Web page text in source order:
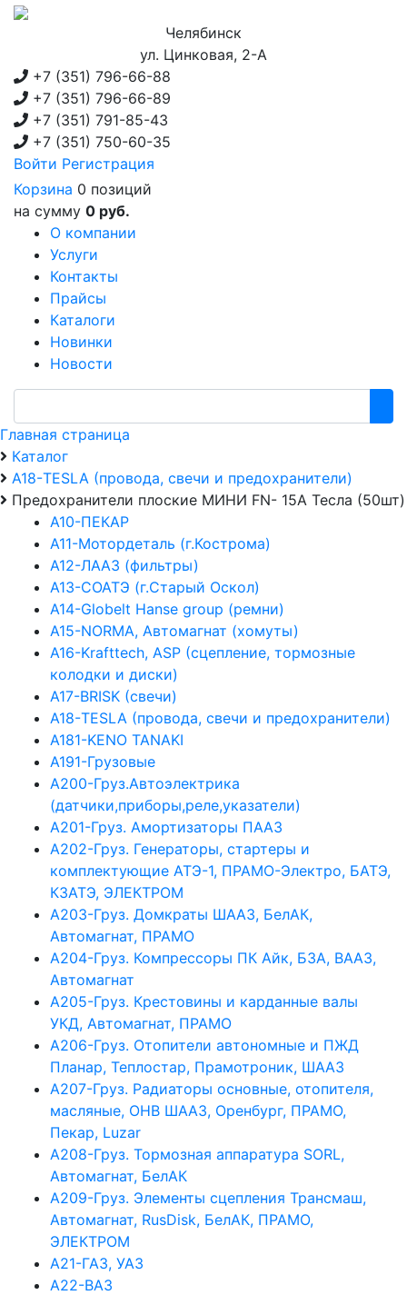
Челябинск
ул. Цинковая, 2-А
+7 (351) 796-66-88
+7 (351) 796-66-89
+7 (351) 791-85-43
+7 (351) 750-60-35
Войти Регистрация
Корзина 0 позиций
на сумму 0 руб.
О компании
Услуги
Контакты
Прайсы
Каталоги
Новинки
Новости
Главная страница
Каталог
А18-TESLA (провода, свечи и предохранители)
Предохранители плоские МИНИ FN- 15A Тесла (50шт)
А10-ПЕКАР
А11-Мотордеталь (г.Кострома)
А12-ЛААЗ (фильтры)
А13-СОАТЭ (г.Старый Оскол)
А14-Globelt Hanse group (ремни)
А15-NORMA, Автомагнат (хомуты)
А16-Krafttech, ASP (сцепление, тормозные
колодки и диски)
А17-BRISK (свечи)
А18-TESLA (провода, свечи и предохранители)
А181-KENO TANAKI
А191-Грузовые
А200-Груз.Автоэлектрика
(датчики,приборы,реле,указатели)
А201-Груз. Амортизаторы ПААЗ
А202-Груз. Генераторы, стартеры и
комплектующие АТЭ-1, ПРАМО-Электро, БАТЭ,
КЗАТЭ, ЭЛЕКТРОМ
А203-Груз. Домкраты ШААЗ, БелАК,
Автомагнат, ПРАМО
А204-Груз. Компрессоры ПК Айк, БЗА, ВААЗ,
Автомагнат
А205-Груз. Крестовины и карданные валы
УКД, Автомагнат, ПРАМО
А206-Груз. Отопители автономные и ПЖД
Планар, Теплостар, Прамотроник, ШААЗ
А207-Груз. Радиаторы основные, отопителя,
масляные, ОНВ ШААЗ, Оренбург, ПРАМО,
Пекар, Luzar
А208-Груз. Тормозная аппаратура SORL,
Автомагнат, БелАК
А209-Груз. Элементы сцепления Трансмаш,
Автомагнат, RusDisk, БелАК, ПРАМО,
ЭЛЕКТРОМ
А21-ГАЗ, УАЗ
А22-ВАЗ